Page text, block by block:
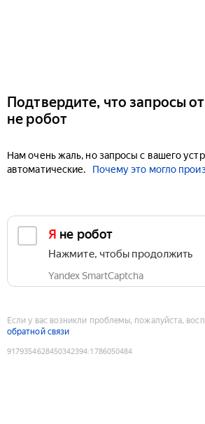
Подтвердите, что запросы
не робот
Нам очень жаль, но запросы с вашего
автоматические.
Почему это могло
Я не робот
Нажмите, чтобы продолжить
Yandex SmartCaptcha
Если у вас возникли проблемы, пожалуйста,
обратной связи
9179354628450342394:1786050484